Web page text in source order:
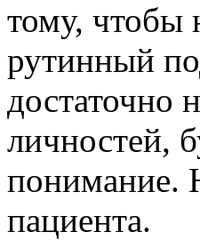
тому, чтобы
рутинный
достаточно
личностей,
понимание.
пациента.